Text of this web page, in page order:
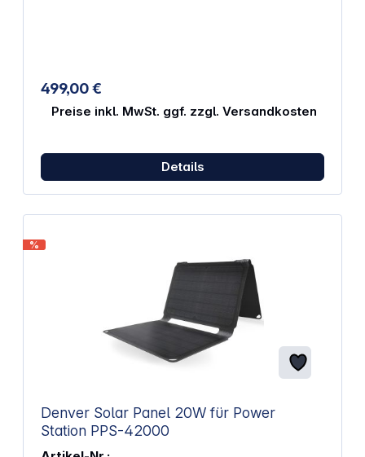
499,00 €
Preise inkl. MwSt. ggf. zzgl. Versandkosten
Details
%
Denver Solar Panel 20W für Power
Station PPS-42000